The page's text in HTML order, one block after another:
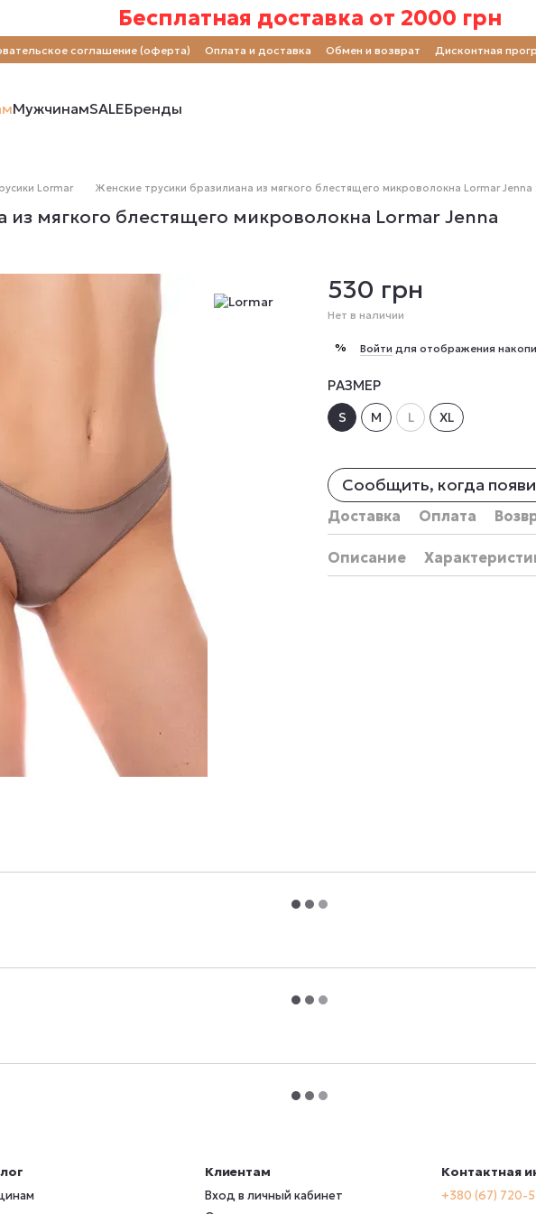
Бесплатная доставка от 2000 грн
соглашение (оферта) Оплата и доставка Обмен и возврат Дисконтная
МужчинамSALEБренды
Lormar Женские трусики бразилиана из мягкого блестящего микроволокна Lormar Jenna
из мягкого блестящего микроволокна Lormar Jenna
530 грн
Нет в наличии
% Войти для отображения
РАЗМЕР
S M L XL
Сообщить, когда
Доставка Оплата
Описание
Клиентам
Вход в личный кабинет
Контактная
+380 (67) 720-